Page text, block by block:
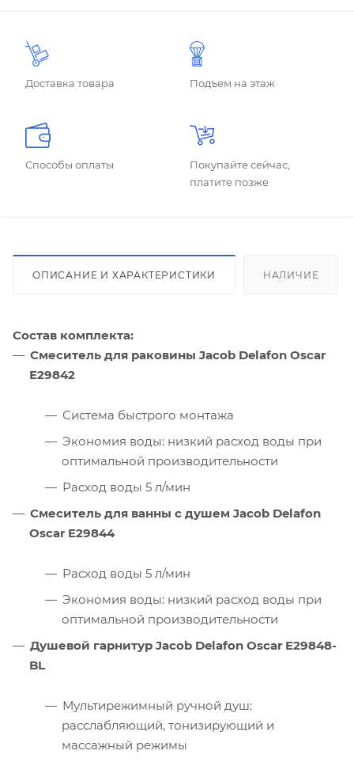
Доставка товара Подъем на этаж
Способы оплаты
Покупайте сейчас,
платите позже
ОПИСАНИЕ И ХАРАКТЕРИСТИКИ НАЛИЧИЕ
Состав комплекта:
Смеситель для раковины Jacob Delafon Oscar
E29842
Система быстрого монтажа
Экономия воды: низкий расход воды при
оптимальной производительности
Расход воды 5 л/мин
Смеситель для ванны с душем Jacob Delafon
Oscar E29844
Расход воды 5 л/мин
Экономия воды: низкий расход воды при
оптимальной производительности
Душевой гарнитур Jacob Delafon Oscar E29848-
BL
Мультирежимный ручной душ:
расслабляющий, тонизирующий и
массажный режимы